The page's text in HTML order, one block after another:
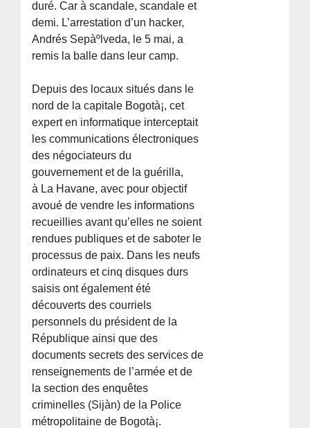
duré. Car à scandale, scandale et
demi. L’arrestation d’un hacker,
Andrés Sepàºlveda, le 5 mai, a
remis la balle dans leur camp.
Depuis des locaux situés dans le
nord de la capitale Bogotà¡, cet
expert en informatique interceptait
les communications électroniques
des négociateurs du
gouvernement et de la guérilla,
à La Havane, avec pour objectif
avoué de vendre les informations
recueillies avant qu’elles ne soient
rendues publiques et de saboter le
processus de paix. Dans les neufs
ordinateurs et cinq disques durs
saisis ont également été
découverts des courriels
personnels du président de la
République ainsi que des
documents secrets des services de
renseignements de l’armée et de
la section des enquêtes
criminelles (Sijà­n) de la Police
métropolitaine de Bogotà¡.